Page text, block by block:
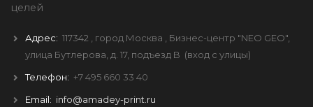
целей
Адрес: 117342 , город Москва
, Бизнес-центр "NEO GEO",
улица Бутлерова, д. 17, подъезд B (вход с улицы)
Телефон: +7 495 660 33 40
Email: info@amadey-print.ru